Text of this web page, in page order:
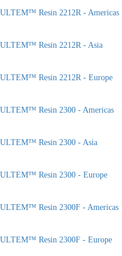
ULTEM™ Resin 2212R - Americas
ULTEM™ Resin 2212R - Asia
ULTEM™ Resin 2212R - Europe
ULTEM™ Resin 2300 - Americas
ULTEM™ Resin 2300 - Asia
ULTEM™ Resin 2300 - Europe
ULTEM™ Resin 2300F - Americas
ULTEM™ Resin 2300F - Europe